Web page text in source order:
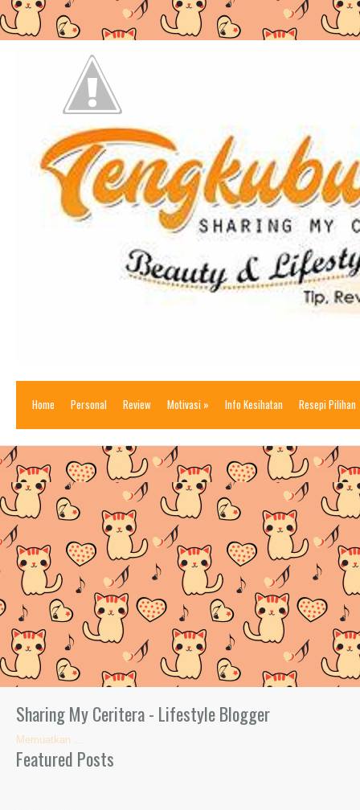
Home Personal Review Motivasi » Info Kesihatan Resepi Pilihan
Sharing My Ceritera - Lifestyle Blogger
Memuatkan ...
Featured Posts